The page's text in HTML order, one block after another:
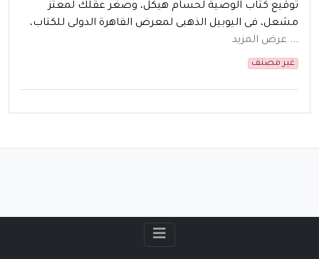
توقيع كتاب الوصية لحسام هيكل، وصغر عقلك لمعتز
مشعل، فى اليوبيل الذهبى لمعرض القاهرة الدولى للكتاب،
... عرض المزيد
غير مصنف